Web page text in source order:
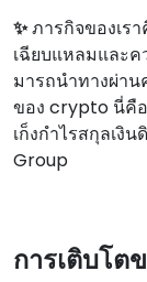
✨ภารกิจของเร
เฉียบแหลมและ
มารถนําทางผ่า
ของ crypto นี่คือ
เก็งกําไรสกุลเ
Group
การเติบโ